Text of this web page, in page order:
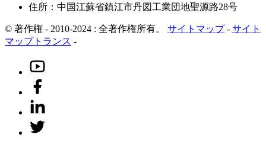
住所：中国江蘇省鎮江市丹図工業団地聖源路28号
© 著作権 - 2010-2024 : 全著作権所有。 サイトマップ- サイト
マップトランス -